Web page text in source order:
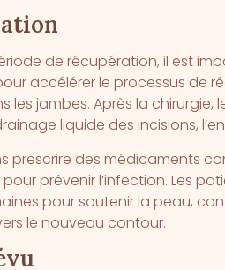
de récupération, il est
accélérer le processus de
les jambes. Après la
liquide des incisions,
prescrire des médicaments
prévenir l’infection. Les
pour soutenir la peau,
le nouveau contour.